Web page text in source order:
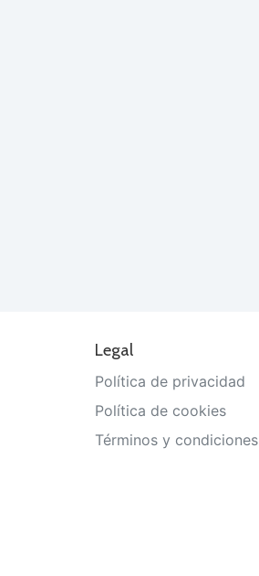
Legal
Política de privacidad
Política de cookies
Términos y condiciones